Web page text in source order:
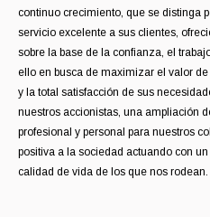
continuo crecimiento, que se distinga
servicio excelente a sus clientes,
sobre la base de la confianza, el
ello en busca de maximizar el valor
y la total satisfacción de sus
nuestros accionistas, una ampliación
profesional y personal para nuestros
positiva a la sociedad actuando con
calidad de vida de los que nos rodean.